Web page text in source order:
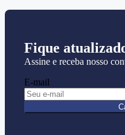
Fique
Assine e receba nosso
E-mail